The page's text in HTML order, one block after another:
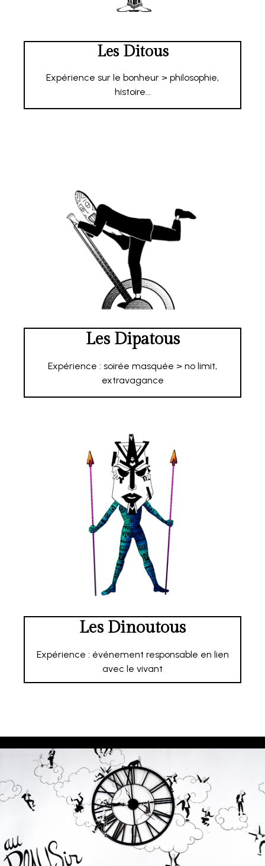
Les Ditous
Expérience sur le bonheur > philosophie,
histoire...
Les Dipatous
Expérience : soirée masquée > no limit,
extravagance
Les Dinoutous
Expérience : événement responsable en lien
avec le vivant